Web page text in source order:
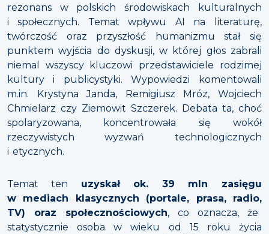
rezonans w polskich środowiskach kulturalnych
i społecznych. Temat wpływu AI na literaturę,
twórczość oraz przyszłość humanizmu stał się
punktem wyjścia do dyskusji, w której głos zabrali
niemal wszyscy kluczowi przedstawiciele rodzimej
kultury i publicystyki. Wypowiedzi komentowali
m.in. Krystyna Janda, Remigiusz Mróz, Wojciech
Chmielarz czy Ziemowit Szczerek. Debata ta, choć
spolaryzowana, koncentrowała się wokół
rzeczywistych wyzwań technologicznych
i etycznych.
Temat ten uzyskał ok. 39 mln zasięgu
w mediach klasycznych (portale, prasa, radio,
TV) oraz społecznościowych, co oznacza, że
statystycznie osoba w wieku od 15 roku życia